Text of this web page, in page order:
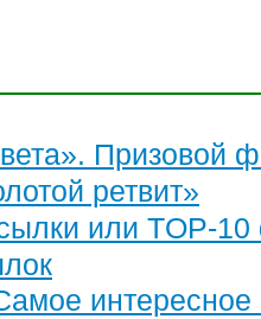
Призовой
ретвит»
или TOP-10